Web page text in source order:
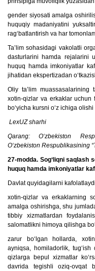
gender siyosati amalga
huquqiy madaniyatini
rag‘batlantirish va har
Ta’lim sohasidagi vakolatli
dasturlarini hamda rejalarini
huquq hamda imkoniyatlar
jihatidan ekspertizadan
Oliy ta’lim muassasalarining
xotin-qizlar va erkaklar uchun
bo‘yicha kursni o‘z ichiga
LexUZ sharhi
Qarang: O‘zbekiston
O‘zbekiston Respublikasining
27-modda. Sog‘liqni saqlash
huquq hamda imkoniyatlar
Davlat quyidagilarni
xotin-qizlar va erkaklarning
amalga oshirishga, shu
tibbiy xizmatlardan
salomatlikni himoya qilishga
zarur bo‘lgan hollarda,
ayniqsa, homiladorlik,
qizlarga bepul xizmatlar
davrida tegishli oziq-ovqat